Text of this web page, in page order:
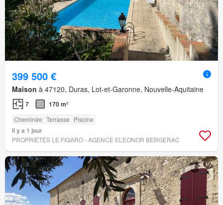
399 500 €
Maison à 47120, Duras, Lot-et-Garonne, Nouvelle-Aquitaine
7 170 m²
Cheminée Terrasse Piscine
Il y a 1 jour
PROPRIÉTÉS LE FIGARO - AGENCE ELEONOR BERGERAC